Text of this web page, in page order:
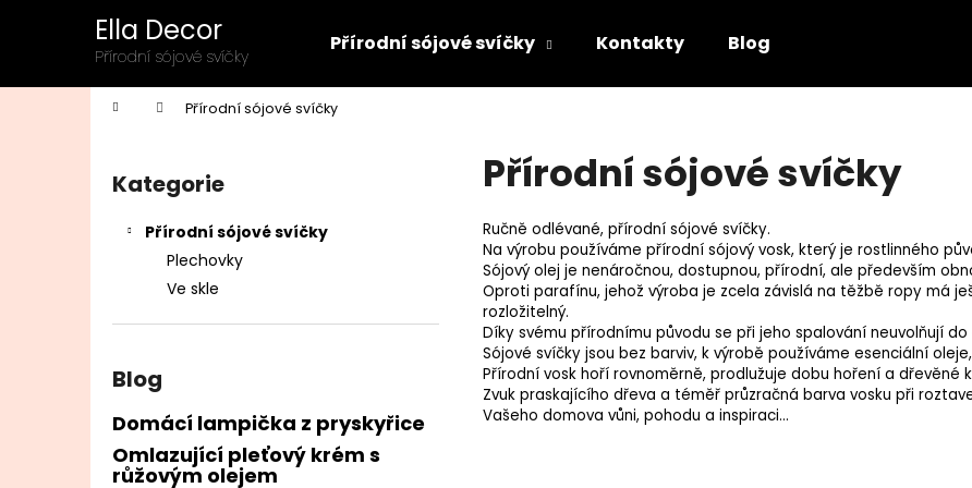
Ella Decor
Přírodní sójové svíčky
Přírodní sójové svíčky Kontakty Blog
Domů Přírodní sójové svíčky
Přeskočit
kategorie
Kategorie
Přírodní sójové svíčky
Plechovky
Ve skle
Blog
Domácí lampička z pryskyřice
Omlazující pleťový krém s
růžovým olejem
Přírodní sójové svíčky
Ručně odlévané, přírodní sójové svíčky.
Na výrobu používáme přírodní sójový vosk, který je rostlinného
Sójový olej je nenáročnou, dostupnou, přírodní, ale především
Oproti parafínu, jehož výroba je zcela závislá na těžbě ropy má
rozložitelný.
Díky svému přírodnímu původu se při jeho spalování neuvolňují
Sójové svíčky jsou bez barviv, k výrobě používáme esenciální
Přírodní vosk hoří rovnoměrně, prodlužuje dobu hoření a dřevěné
Zvuk praskajícího dřeva a téměř průzračná barva vosku při
Vašeho domova vůni, pohodu a inspiraci...
í
Zpět
do
Zpět
do
Doporučujeme